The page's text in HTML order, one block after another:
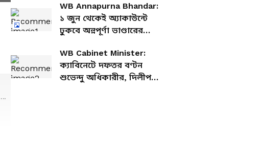
WB Annapurna Bhandar:
১ জুন থেকেই অ্যাকাউন্টে
ঢুকবে অন্নপূর্ণা ভাণ্ডারের
নিয়েও বিরাট সিদ্ধান্ত
WB Cabinet Minister:
ক্যাবিনেটে দফতর বণ্টন
শুভেন্দু অধিকারীর, দিলীপ